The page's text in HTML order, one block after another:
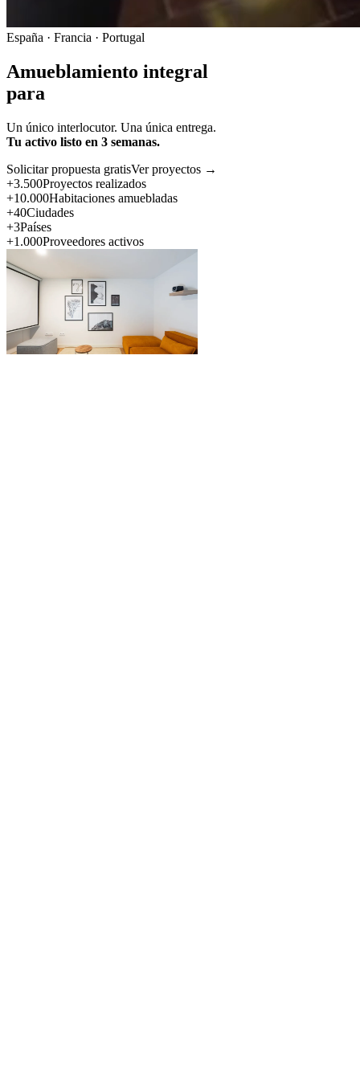
España · Francia · Portugal
Amueblamiento integral
para
Un único interlocutor. Una única entrega.
Tu activo listo en 3 semanas.
Solicitar propuesta gratisVer proyectos →
+3.500Proyectos realizados
+10.000Habitaciones amuebladas
+40Ciudades
+3Países
+1.000Proveedores activos